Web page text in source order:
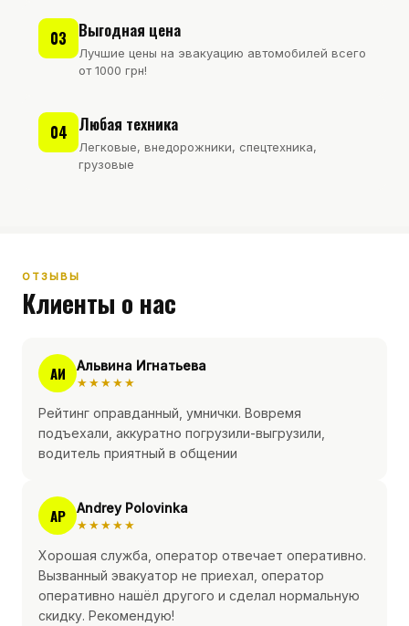
03 Выгодная цена
Лучшие цены на эвакуацию автомобилей всего
от 1000 грн!
04 Любая техника
Легковые, внедорожники, спецтехника,
грузовые
ОТЗЫВЫ
Клиенты о нас
АИ Альвина Игнатьева
★★★★★
Рейтинг оправданный, умнички. Вовремя
подъехали, аккуратно погрузили-выгрузили,
водитель приятный в общении
AP Andrey Polovinka
★★★★★
Хорошая служба, оператор отвечает оперативно.
Вызванный эвакуатор не приехал, оператор
оперативно нашёл другого и сделал нормальную
скидку. Рекомендую!